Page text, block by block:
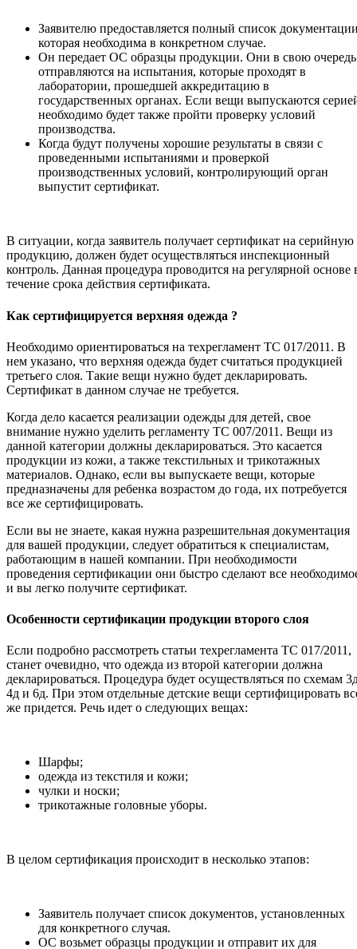
Заявителю предоставляется полный список
которая необходима в конкретном случае.
Он передает ОС образцы продукции. Они в свою очередь
отправляются на испытания, которые проходят в
лаборатории, прошедшей аккредитацию в
государственных органах. Если вещи выпускаются
необходимо будет также пройти проверку условий
производства.
Когда будут получены хорошие результаты в связи с
проведенными испытаниями и проверкой
производственных условий, контролирующий орган
выпустит сертификат.
В ситуации, когда заявитель получает сертификат на серийную
продукцию, должен будет осуществляться инспекционный
контроль. Данная процедура проводится на регулярной основе
течение срока действия сертификата.
Как сертифицируется верхняя одежда ?
Необходимо ориентироваться на техрегламент ТС 017/2011. В
нем указано, что верхняя одежда будет считаться продукцией
третьего слоя. Такие вещи нужно будет декларировать.
Сертификат в данном случае не требуется.
Когда дело касается реализации одежды для детей, свое
внимание нужно уделить регламенту ТС 007/2011. Вещи из
данной категории должны декларироваться. Это касается
продукции из кожи, а также текстильных и трикотажных
материалов. Однако, если вы выпускаете вещи, которые
предназначены для ребенка возрастом до года, их потребуется
все же сертифицировать.
Если вы не знаете, какая нужна разрешительная документация
для вашей продукции, следует обратиться к специалистам,
работающим в нашей компании. При необходимости
проведения сертификации они быстро сделают все
и вы легко получите сертификат.
Особенности сертификации продукции второго слоя
Если подробно рассмотреть статьи техрегламента ТС 017/2011,
станет очевидно, что одежда из второй категории должна
декларироваться. Процедура будет осуществляться по схемам
4д и 6д. При этом отдельные детские вещи сертифицировать
же придется. Речь идет о следующих вещах:
Шарфы;
одежда из текстиля и кожи;
чулки и носки;
трикотажные головные уборы.
В целом сертификация происходит в несколько этапов:
Заявитель получает список документов, установленных
для конкретного случая.
ОС возьмет образцы продукции и отправит их для